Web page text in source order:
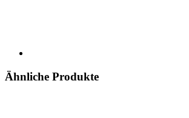
Ähnliche Produkte